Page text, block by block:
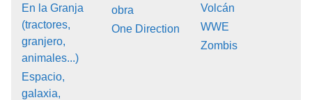
En la Granja
(tractores,
granjero,
animales...)
Espacio,
galaxia,
obra
One Direction
Volcán
WWE
Zombis